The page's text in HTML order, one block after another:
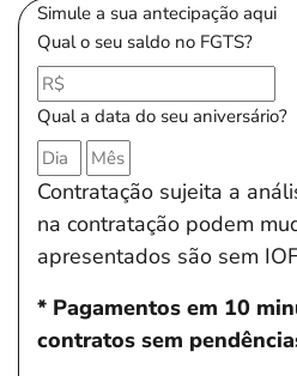
Simule a sua antecipação aqui
Qual o seu saldo no FGTS?
Qual a data do seu aniversário?
Contratação sujeita a
na contratação podem
apresentados são sem
* Pagamentos em 10
contratos sem